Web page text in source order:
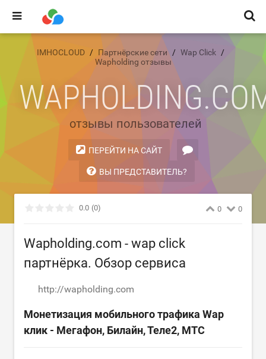
IMHOCLOUD Партнёрские сети
Wap Click
Wapholding отзывы
отзывы пользователей
ПЕРЕЙТИ НА САЙТ
ВЫ ПРЕДСТАВИТЕЛЬ?
0.0 (0) 0 0
Wapholding.com - wap click
партнёрка. Обзор сервиса
http://wapholding.com
Монетизация мобильного трафика Wap
клик - Мегафон, Билайн, Теле2, МТС